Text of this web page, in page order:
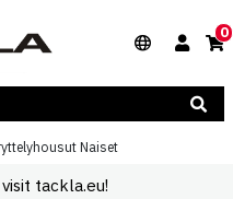
0
Naiset
tackla.eu!